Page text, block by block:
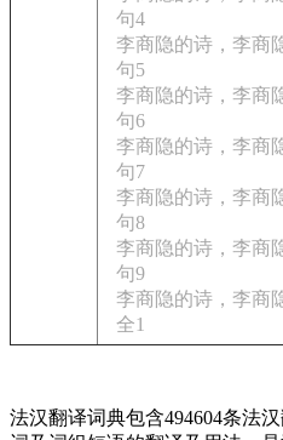
句4
李商隐的诗，李商
句5
李商隐的诗，李商
句6
李商隐的诗，李商
句7
李商隐的诗，李商
句8
李商隐的诗，李商
句9
李商隐的诗，李商
全1
法汉翻译词典包含494604条法